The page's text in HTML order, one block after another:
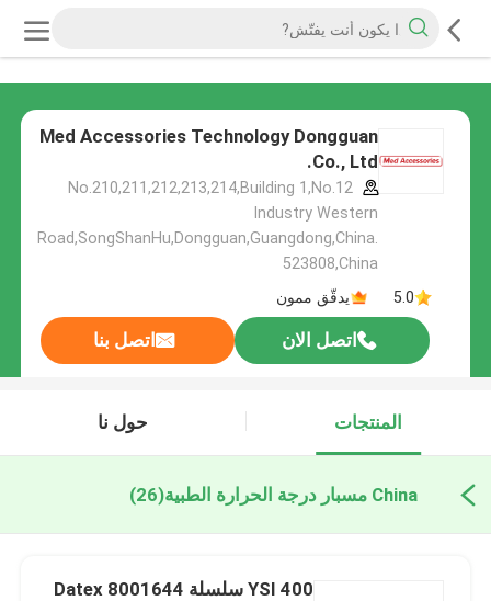
Med Accessories Technology Dongguan
Co., Ltd.
No.210,211,212,213,214,Building 1,No.12
Industry Western
Road,SongShanHu,Dongguan,Guangdong,China.
523808,China
5.0
يدقّق ممون
اتصل الان اتصل بنا
المنتجات حول نا
China مسبار درجة الحرارة الطبية (26)
YSI 400 سلسلة 8001644 Datex